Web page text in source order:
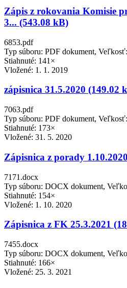
Zápis z rokovania Komisie
3... (543.08 kB)
6853.pdf
Typ súboru: PDF dokument,
Stiahnuté: 141×
Vložené: 1. 1. 2019
zápisnica 31.5.2020 (149.02
7063.pdf
Typ súboru: PDF dokument,
Stiahnuté: 173×
Vložené: 31. 5. 2020
Zápisnica z porady
7171.docx
Typ súboru: DOCX dokument,
Stiahnuté: 154×
Vložené: 1. 10. 2020
Zápisnica z FK 25.3.2021
7455.docx
Typ súboru: DOCX dokument,
Stiahnuté: 166×
Vložené: 25. 3. 2021